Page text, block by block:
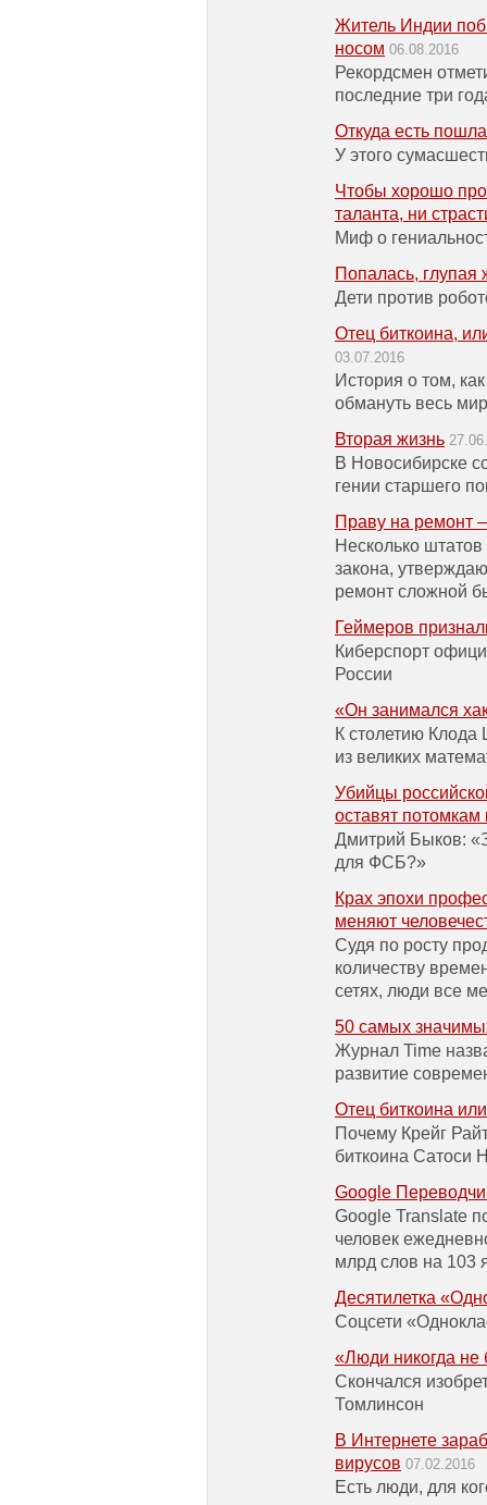
Житель Индии
носом 06.08.2016
Рекордсмен
последние три
Откуда есть
У этого
Чтобы хорошо
таланта, ни
Миф о
Попалась, глупая
Дети против
Отец биткоина,
03.07.2016
История о том,
обмануть весь мир
Вторая жизнь
В Новосибирске
гении старшего
Праву на ремонт
Несколько
закона,
ремонт сложной
Геймеров
Киберспорт
России
«Он занимался
К столетию Клода
из великих
Убийцы
оставят
Дмитрий Быков:
для ФСБ?»
Крах эпохи
меняют
Судя по росту
количеству
сетях, люди все
50 самых
Журнал Time
развитие
Отец биткоина
Почему Крейг
биткоина Сатоси
Google
Google Translate
человек
млрд слов на 103
Десятилетка
Соцсети
«Люди никогда не
Скончался
Томлинсон
В Интернете
вирусов 07.02.2016
Есть люди, для